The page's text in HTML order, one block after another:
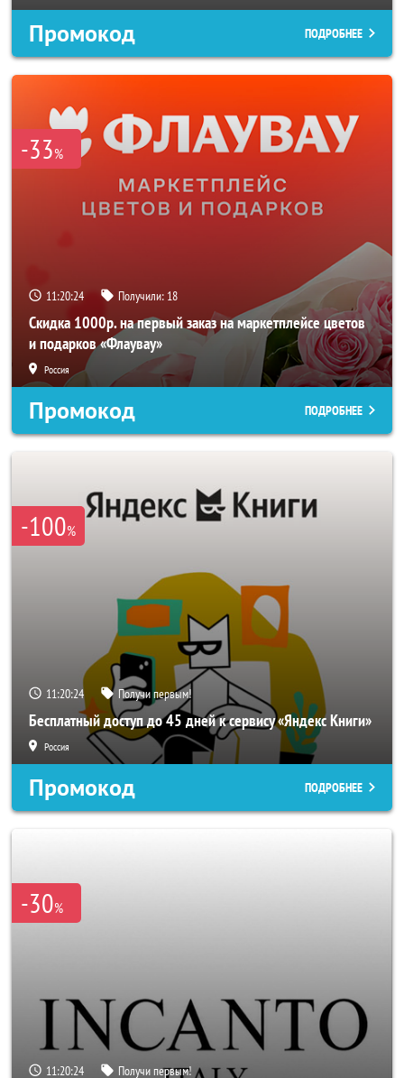
Промокод ПОДРОБНЕЕ
-33%
11:20:22 Получили: 18
Скидка 1000р. на первый заказ на маркетплейсе цветов
и подарков «Флаувау»
Россия
Промокод ПОДРОБНЕЕ
-100%
11:20:22 Получи первым!
Бесплатный доступ до 45 дней к сервису «Яндекс Книги»
Россия
Промокод ПОДРОБНЕЕ
-30%
11:20:22 Получи первым!